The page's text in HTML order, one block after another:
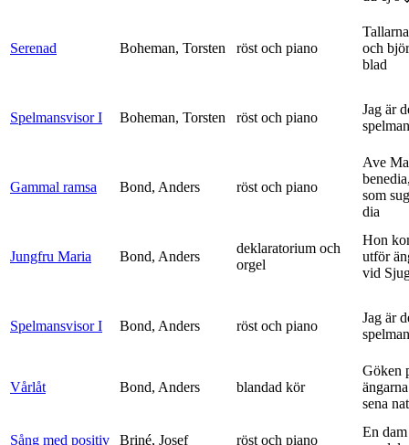
Serenad Boheman, Torsten röst och piano
och
blad
Spelmansvisor I Boheman, Torsten röst och piano
Jag är
spelman
Gammal ramsa Bond, Anders röst och piano
Ave
som
dia
Jungfru Maria Bond, Anders
deklaratorium och
orgel
Hon
utför
vid
Spelmansvisor I Bond, Anders röst och piano
Jag är
spelman
Vårlåt Bond, Anders blandad kör
Göken
sena
Sång med positiv Briné, Josef röst och piano
En